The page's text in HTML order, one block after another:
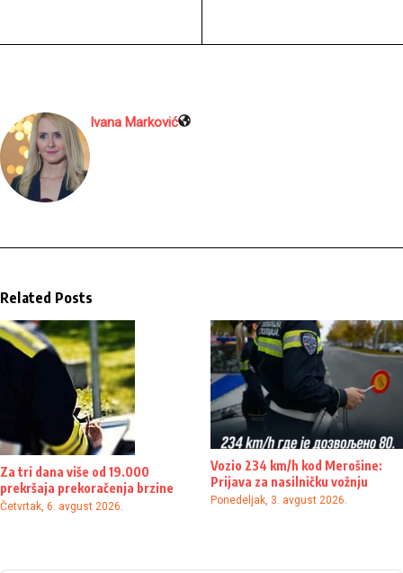
Ivana Marković
Related Posts
Za tri dana više od 19.000
prekršaja prekoračenja brzine
Četvrtak, 6. avgust 2026.
Vozio 234 km/h kod Merošine:
Prijava za nasilničku vožnju
Ponedeljak, 3. avgust 2026.